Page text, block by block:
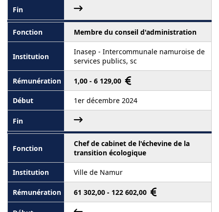
Membre du conseil d'administration
Inasep - Intercommunale namuroise de
services publics, sc
1,00 - 6 129,00
1er décembre 2024
Chef de cabinet de l'échevine de la
transition écologique
Ville de Namur
61 302,00 - 122 602,00